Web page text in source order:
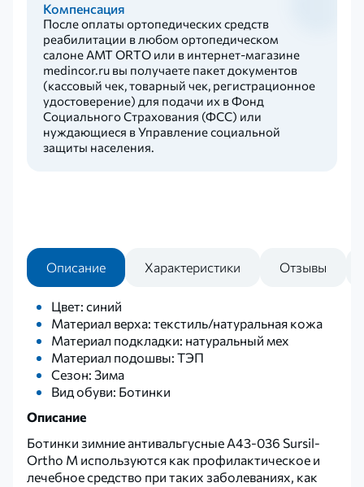
Компенсация
После оплаты ортопедических средств
реабилитации в любом ортопедическом
салоне AMT ORTO или в интернет-магазине
medincor.ru вы получаете пакет документов
(кассовый чек, товарный чек, регистрационное
удостоверение) для подачи их в Фонд
Социального Страхования (ФСС) или
нуждающиеся в Управление социальной
защиты населения.
Описание Характеристики Отзывы
Цвет: синий
Материал верха: текстиль/натуральная кожа
Материал подкладки: натуральный мех
Материал подошвы: ТЭП
Сезон: Зима
Вид обуви: Ботинки
Описание
Ботинки зимние антивальгусные А43-036 Sursil-
Ortho М используются как профилактическое и
лечебное средство при таких заболеваниях, как